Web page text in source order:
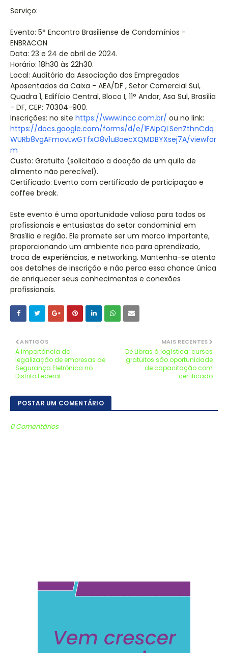
Serviço:
Evento: 5° Encontro Brasiliense de Condomínios -
ENBRACON
Data: 23 e 24 de abril de 2024.
Horário: 18h30 às 22h30.
Local: Auditório da Associação dos Empregados
Aposentados da Caixa - AEA/DF , Setor Comercial Sul,
Quadra 1, Edifício Central, Bloco I, 11° Andar, Asa Sul, Brasília
- DF, CEP: 70304-900.
Inscrições: no site https://www.incc.com.br/ ou no link:
https://docs.google.com/forms/d/e/1FAIpQLSenZthnCdq
WURb8vgAFmovLwGTfxO8v1uBoecXQMDBYXsej7A/viewfor
m
Custo: Gratuito (solicitado a doação de um quilo de
alimento não perecível).
Certificado: Evento com certificado de participação e
coffee break.
Este evento é uma oportunidade valiosa para todos os
profissionais e entusiastas do setor condominial em
Brasília e região. Ele promete ser um marco importante,
proporcionando um ambiente rico para aprendizado,
troca de experiências, e networking. Mantenha-se atento
aos detalhes de inscrição e não perca essa chance única
de enriquecer seus conhecimentos e conexões
profissionais.
MAIS RECENTES
De Libras à logística: cursos
gratuitos são oportunidade
de capacitação com
certificado
ANTIGOS
A importância da
legalização de empresas de
Segurança Eletrônica no
Distrito Federal
POSTAR UM COMENTÁRIO
0 Comentários